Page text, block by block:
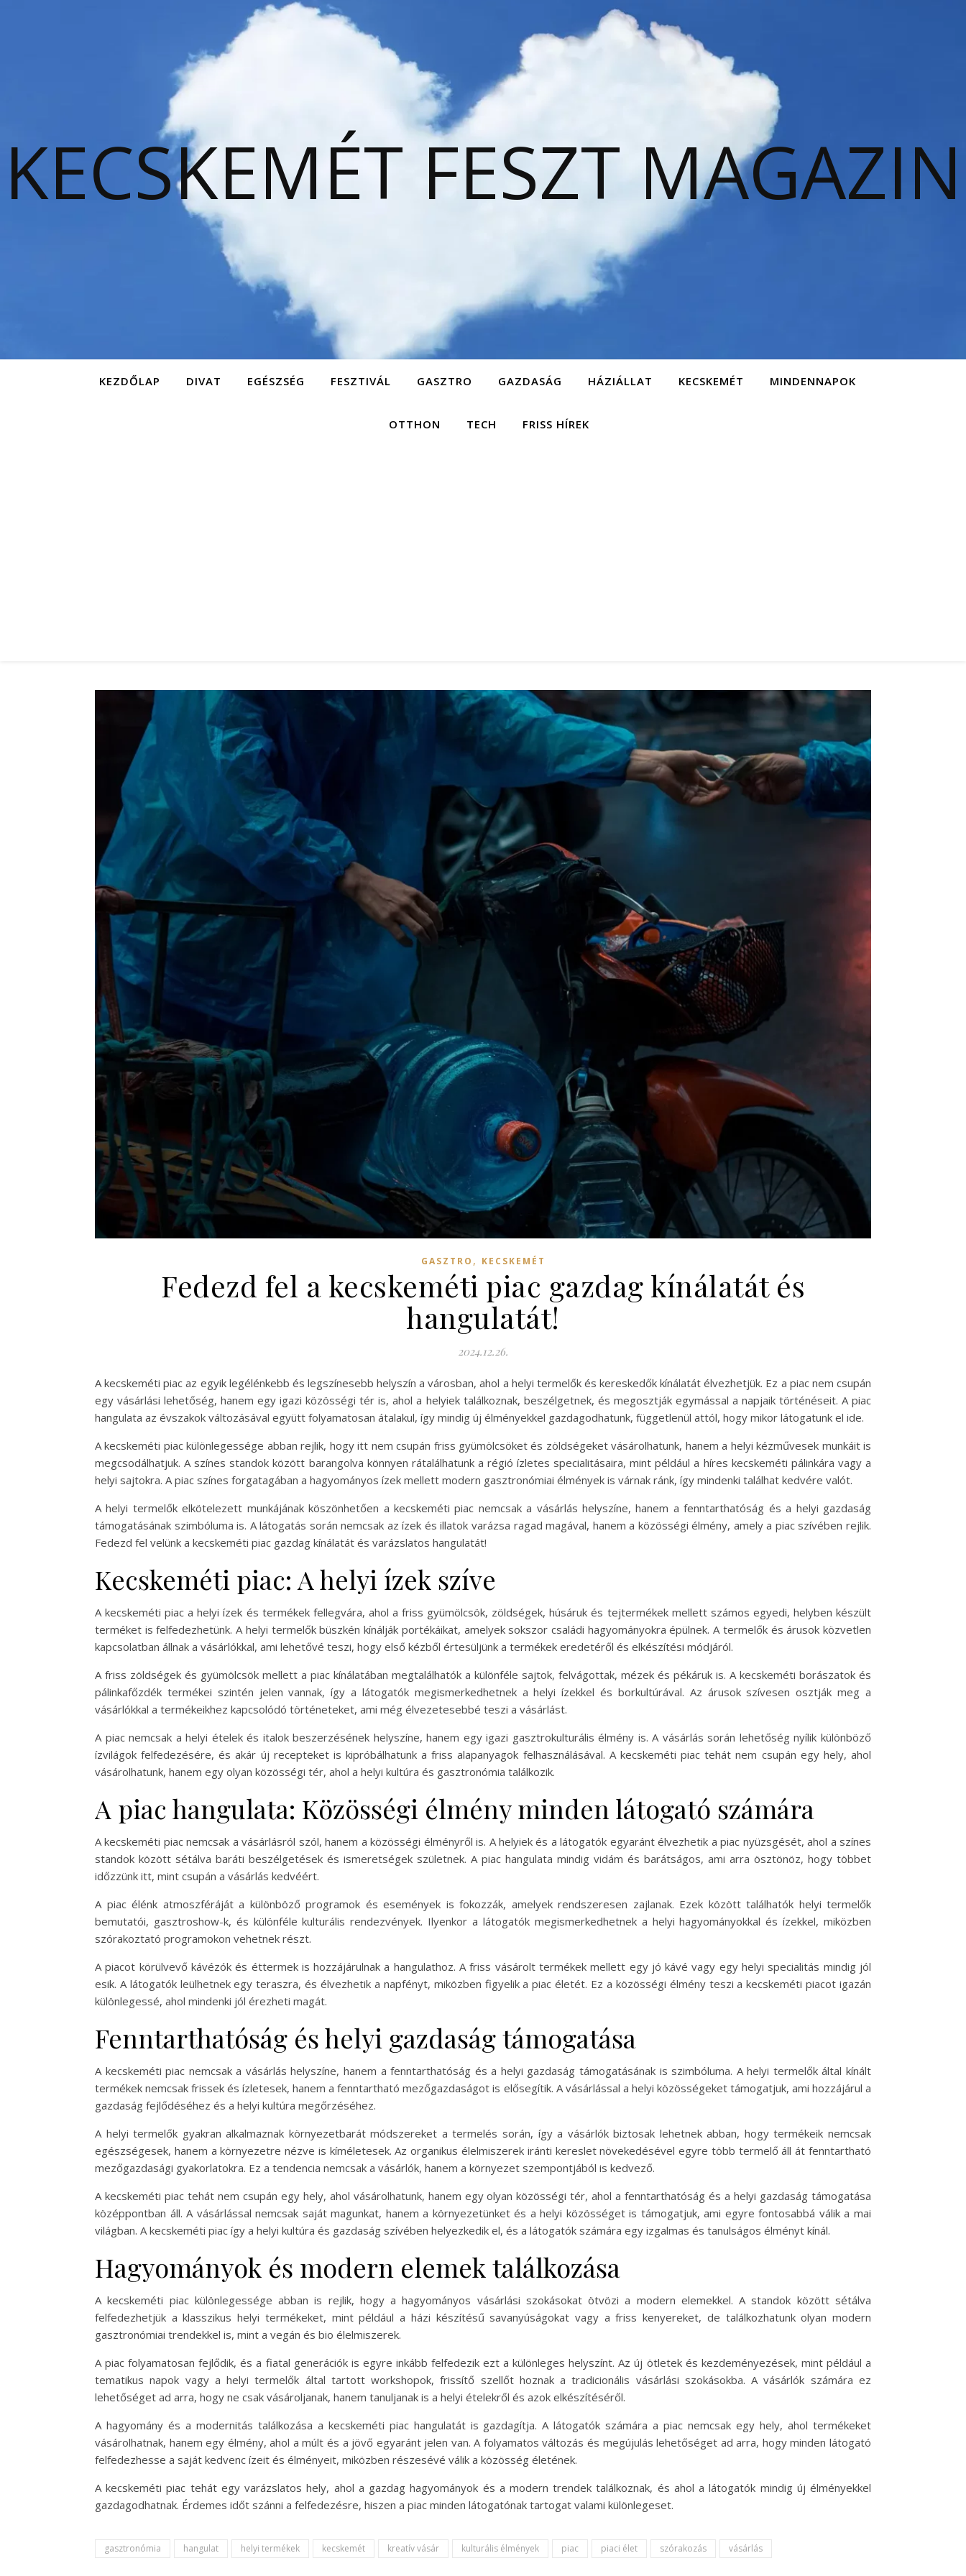
KECSKEMÉT FESZT MAGAZIN
KEZDŐLAP DIVAT EGÉSZSÉG FESZTIVÁL GASZTRO GAZDASÁG HÁZIÁLLAT KECSKEMÉT MINDENNAPOK
OTTHON TECH FRISS HÍREK
GASZTRO , KECSKEMÉT
Fedezd fel a kecskeméti piac gazdag kínálatát és
hangulatát!
2024.12.26.
A kecskeméti piac az egyik legélénkebb és legszínesebb helyszín a városban, ahol a helyi termelők és kereskedők kínálatát élvezhetjük. Ez a piac nem csupán
egy vásárlási lehetőség, hanem egy igazi közösségi tér is, ahol a helyiek találkoznak, beszélgetnek, és megosztják egymással a napjaik történéseit. A piac
hangulata az évszakok változásával együtt folyamatosan átalakul, így mindig új élményekkel gazdagodhatunk, függetlenül attól, hogy mikor látogatunk el ide.
A kecskeméti piac különlegessége abban rejlik, hogy itt nem csupán friss gyümölcsöket és zöldségeket vásárolhatunk, hanem a helyi kézművesek munkáit is
megcsodálhatjuk. A színes standok között barangolva könnyen rátalálhatunk a régió ízletes specialitásaira, mint például a híres kecskeméti pálinkára vagy a
helyi sajtokra. A piac színes forgatagában a hagyományos ízek mellett modern gasztronómiai élmények is várnak ránk, így mindenki találhat kedvére valót.
A helyi termelők elkötelezett munkájának köszönhetően a kecskeméti piac nemcsak a vásárlás helyszíne, hanem a fenntarthatóság és a helyi gazdaság
támogatásának szimbóluma is. A látogatás során nemcsak az ízek és illatok varázsa ragad magával, hanem a közösségi élmény, amely a piac szívében rejlik.
Fedezd fel velünk a kecskeméti piac gazdag kínálatát és varázslatos hangulatát!
Kecskeméti piac: A helyi ízek szíve
A kecskeméti piac a helyi ízek és termékek fellegvára, ahol a friss gyümölcsök, zöldségek, húsáruk és tejtermékek mellett számos egyedi, helyben készült
terméket is felfedezhetünk. A helyi termelők büszkén kínálják portékáikat, amelyek sokszor családi hagyományokra épülnek. A termelők és árusok közvetlen
kapcsolatban állnak a vásárlókkal, ami lehetővé teszi, hogy első kézből értesüljünk a termékek eredetéről és elkészítési módjáról.
A friss zöldségek és gyümölcsök mellett a piac kínálatában megtalálhatók a különféle sajtok, felvágottak, mézek és pékáruk is. A kecskeméti borászatok és
pálinkafőzdék termékei szintén jelen vannak, így a látogatók megismerkedhetnek a helyi ízekkel és borkultúrával. Az árusok szívesen osztják meg a
vásárlókkal a termékeikhez kapcsolódó történeteket, ami még élvezetesebbé teszi a vásárlást.
A piac nemcsak a helyi ételek és italok beszerzésének helyszíne, hanem egy igazi gasztrokulturális élmény is. A vásárlás során lehetőség nyílik különböző
ízvilágok felfedezésére, és akár új recepteket is kipróbálhatunk a friss alapanyagok felhasználásával. A kecskeméti piac tehát nem csupán egy hely, ahol
vásárolhatunk, hanem egy olyan közösségi tér, ahol a helyi kultúra és gasztronómia találkozik.
A piac hangulata: Közösségi élmény minden látogató számára
A kecskeméti piac nemcsak a vásárlásról szól, hanem a közösségi élményről is. A helyiek és a látogatók egyaránt élvezhetik a piac nyüzsgését, ahol a színes
standok között sétálva baráti beszélgetések és ismeretségek születnek. A piac hangulata mindig vidám és barátságos, ami arra ösztönöz, hogy többet
időzzünk itt, mint csupán a vásárlás kedvéért.
A piac élénk atmoszféráját a különböző programok és események is fokozzák, amelyek rendszeresen zajlanak. Ezek között találhatók helyi termelők
bemutatói, gasztroshow-k, és különféle kulturális rendezvények. Ilyenkor a látogatók megismerkedhetnek a helyi hagyományokkal és ízekkel, miközben
szórakoztató programokon vehetnek részt.
A piacot körülvevő kávézók és éttermek is hozzájárulnak a hangulathoz. A friss vásárolt termékek mellett egy jó kávé vagy egy helyi specialitás mindig jól
esik. A látogatók leülhetnek egy teraszra, és élvezhetik a napfényt, miközben figyelik a piac életét. Ez a közösségi élmény teszi a kecskeméti piacot igazán
különlegessé, ahol mindenki jól érezheti magát.
Fenntarthatóság és helyi gazdaság támogatása
A kecskeméti piac nemcsak a vásárlás helyszíne, hanem a fenntarthatóság és a helyi gazdaság támogatásának is szimbóluma. A helyi termelők által kínált
termékek nemcsak frissek és ízletesek, hanem a fenntartható mezőgazdaságot is elősegítik. A vásárlással a helyi közösségeket támogatjuk, ami hozzájárul a
gazdaság fejlődéséhez és a helyi kultúra megőrzéséhez.
A helyi termelők gyakran alkalmaznak környezetbarát módszereket a termelés során, így a vásárlók biztosak lehetnek abban, hogy termékeik nemcsak
egészségesek, hanem a környezetre nézve is kíméletesek. Az organikus élelmiszerek iránti kereslet növekedésével egyre több termelő áll át fenntartható
mezőgazdasági gyakorlatokra. Ez a tendencia nemcsak a vásárlók, hanem a környezet szempontjából is kedvező.
A kecskeméti piac tehát nem csupán egy hely, ahol vásárolhatunk, hanem egy olyan közösségi tér, ahol a fenntarthatóság és a helyi gazdaság támogatása
középpontban áll. A vásárlással nemcsak saját magunkat, hanem a környezetünket és a helyi közösséget is támogatjuk, ami egyre fontosabbá válik a mai
világban. A kecskeméti piac így a helyi kultúra és gazdaság szívében helyezkedik el, és a látogatók számára egy izgalmas és tanulságos élményt kínál.
Hagyományok és modern elemek találkozása
A kecskeméti piac különlegessége abban is rejlik, hogy a hagyományos vásárlási szokásokat ötvözi a modern elemekkel. A standok között sétálva
felfedezhetjük a klasszikus helyi termékeket, mint például a házi készítésű savanyúságokat vagy a friss kenyereket, de találkozhatunk olyan modern
gasztronómiai trendekkel is, mint a vegán és bio élelmiszerek.
A piac folyamatosan fejlődik, és a fiatal generációk is egyre inkább felfedezik ezt a különleges helyszínt. Az új ötletek és kezdeményezések, mint például a
tematikus napok vagy a helyi termelők által tartott workshopok, frissítő szellőt hoznak a tradicionális vásárlási szokásokba. A vásárlók számára ez
lehetőséget ad arra, hogy ne csak vásároljanak, hanem tanuljanak is a helyi ételekről és azok elkészítéséről.
A hagyomány és a modernitás találkozása a kecskeméti piac hangulatát is gazdagítja. A látogatók számára a piac nemcsak egy hely, ahol termékeket
vásárolhatnak, hanem egy élmény, ahol a múlt és a jövő egyaránt jelen van. A folyamatos változás és megújulás lehetőséget ad arra, hogy minden látogató
felfedezhesse a saját kedvenc ízeit és élményeit, miközben részesévé válik a közösség életének.
A kecskeméti piac tehát egy varázslatos hely, ahol a gazdag hagyományok és a modern trendek találkoznak, és ahol a látogatók mindig új élményekkel
gazdagodhatnak. Érdemes időt szánni a felfedezésre, hiszen a piac minden látogatónak tartogat valami különlegeset.
gasztronómia hangulat helyi termékek kecskemét kreatív vásár kulturális élmények piac piaci élet szórakozás vásárlás